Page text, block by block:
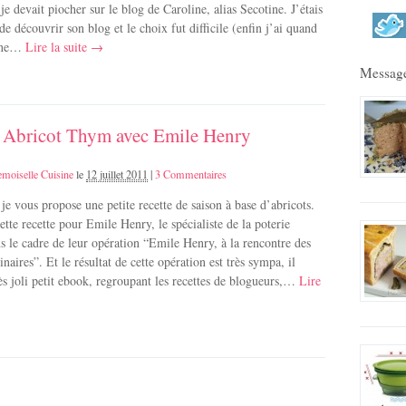
devait piocher sur le blog de Caroline, alias Secotine. J’étais
découvrir son blog et le choix fut difficile (enfin j’ai quand
Lire la suite →
Thym avec Emile Henry
Cuisinele 12 juillet 2011 |3 Commentaires
vous propose une petite recette de saison à base d’abricots.
recette pour Emile Henry, le spécialiste de la poterie
le cadre de leur opération “Emile Henry, à la rencontre des
Et le résultat de cette opération est très sympa, il
joli petit ebook, regroupant les recettes de blogueurs,… Lire